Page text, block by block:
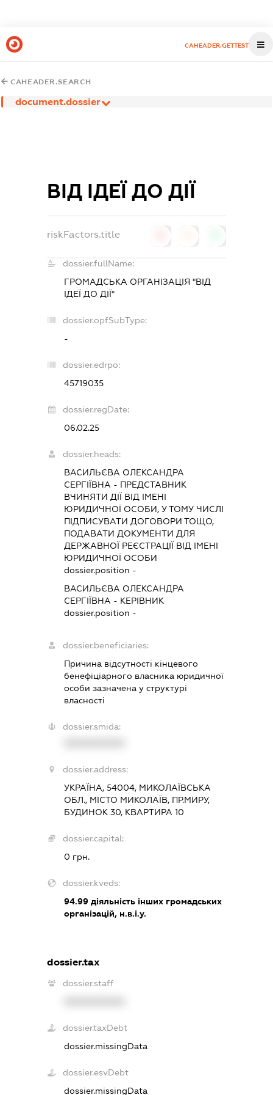
CAHEADER.GETTEST
CAHEADER.SEARCH
document.dossier
ВІД ІДЕЇ ДО ДІЇ
riskFactors.title
dossier.fullName:
ГРОМАДСЬКА ОРГАНІЗАЦІЯ "ВІД
ІДЕЇ ДО ДІЇ"
dossier.opfSubType:
-
dossier.edrpo:
45719035
dossier.regDate:
06.02.25
dossier.heads:
ВАСИЛЬЄВА ОЛЕКСАНДРА
СЕРГІЇВНА - ПРЕДСТАВНИК
ВЧИНЯТИ ДІЇ ВІД ІМЕНІ
ЮРИДИЧНОЇ ОСОБИ, У ТОМУ ЧИСЛІ
ПІДПИСУВАТИ ДОГОВОРИ ТОЩО,
ПОДАВАТИ ДОКУМЕНТИ ДЛЯ
ДЕРЖАВНОЇ РЕЄСТРАЦІЇ ВІД ІМЕНІ
ЮРИДИЧНОЇ ОСОБИ
dossier.position -
ВАСИЛЬЄВА ОЛЕКСАНДРА
СЕРГІЇВНА - КЕРІВНИК
dossier.position -
dossier.beneficiaries:
Причина відсутності кінцевого
бенефіціарного власника юридичної
особи зазначена у структурі
власності
dossier.smida:
dossier.address:
УКРАЇНА, 54004, МИКОЛАЇВСЬКА
ОБЛ., МІСТО МИКОЛАЇВ, ПР.МИРУ,
БУДИНОК 30, КВАРТИРА 10
dossier.capital:
0 грн.
dossier.kveds:
94.99 діяльність інших громадських
організацій, н.в.і.у.
dossier.tax
dossier.staff
dossier.taxDebt
dossier.missingData
dossier.esvDebt
dossier.missingData